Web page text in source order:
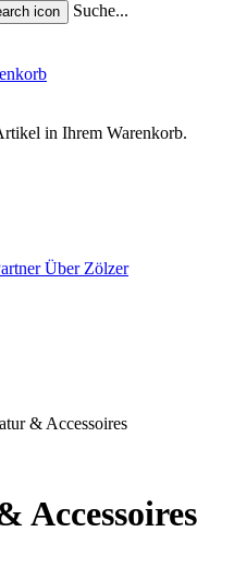
Suche...
in Ihrem Warenkorb.
Über Zölzer
& Accessoires
Accessoires